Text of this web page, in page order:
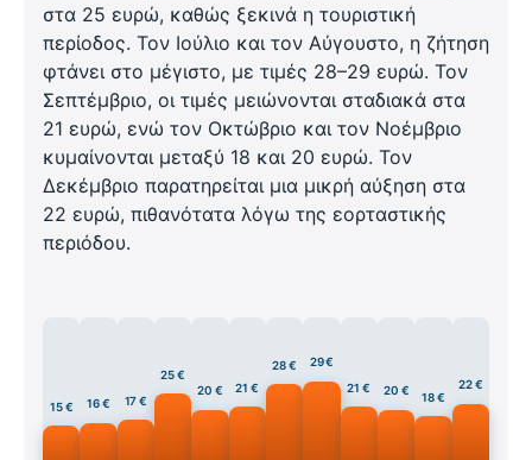
στα 25 ευρώ, καθώς ξεκινά η τουριστική
περίοδος. Τον Ιούλιο και τον Αύγουστο, η ζήτηση
φτάνει στο μέγιστο, με τιμές 28–29 ευρώ. Τον
Σεπτέμβριο, οι τιμές μειώνονται σταδιακά στα
21 ευρώ, ενώ τον Οκτώβριο και τον Νοέμβριο
κυμαίνονται μεταξύ 18 και 20 ευρώ. Τον
Δεκέμβριο παρατηρείται μια μικρή αύξηση στα
22 ευρώ, πιθανότατα λόγω της εορταστικής
περιόδου.
15 € 16 € 17 €
25 €
20 €
21 €
28 €
29 €
21 €
20 € 18 €
22 €